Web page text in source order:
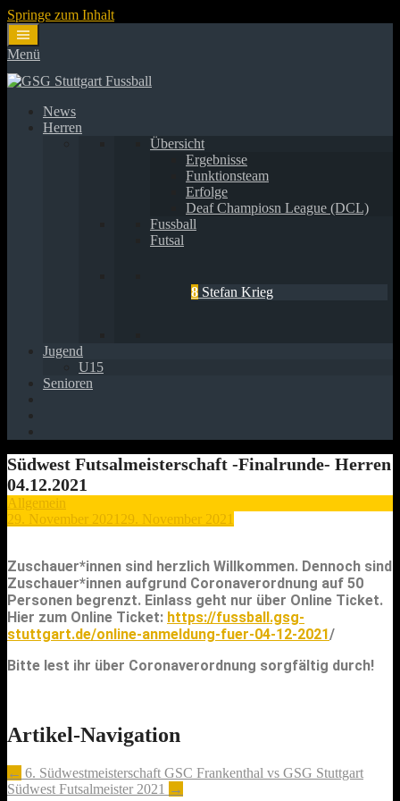
Springe zum Inhalt
Menü
News
Herren
Übersicht
Ergebnisse
Funktionsteam
Erfolge
Deaf Champiosn League (DCL)
Fussball
Futsal
8 Stefan Krieg
Jugend
U15
Senioren
Südwest Futsalmeisterschaft -Finalrunde- Herren
04.12.2021
Allgemein
29. November 2021 29. November 2021
Zuschauer*innen sind herzlich Willkommen. Dennoch sind
Zuschauer*innen aufgrund Coronaverordnung auf 50
Personen begrenzt. Einlass geht nur über Online Ticket.
Hier zum Online Ticket: https://fussball.gsg-
stuttgart.de/online-anmeldung-fuer-04-12-2021/
Bitte lest ihr über Coronaverordnung sorgfältig durch!
Artikel-Navigation
← 6. Südwestmeisterschaft GSC Frankenthal vs GSG Stuttgart
Südwest Futsalmeister 2021 →